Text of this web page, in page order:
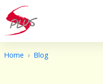
Home Blog